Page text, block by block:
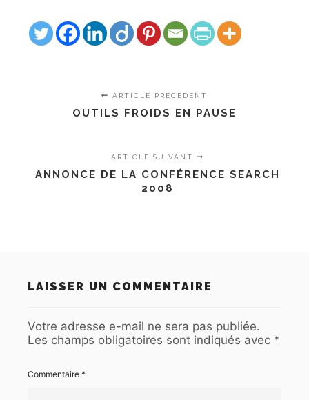
ARTICLE PRÉCÉDENT
OUTILS FROIDS EN PAUSE
ARTICLE SUIVANT
ANNONCE DE LA CONFÉRENCE SEARCH
2008
LAISSER UN COMMENTAIRE
Votre adresse e-mail ne sera pas publiée.
Les champs obligatoires sont indiqués avec *
Commentaire *